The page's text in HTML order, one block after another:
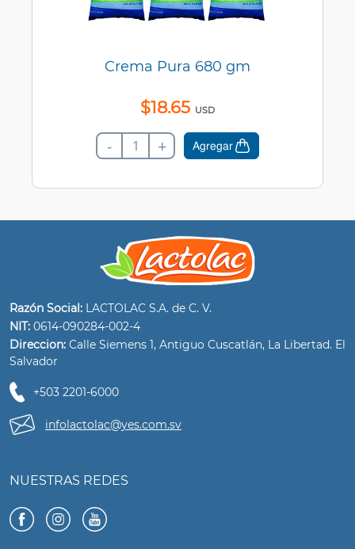
Crema Pura 680 gm
$18.65 USD
- + Agregar
Razón Social: LACTOLAC S.A. de C. V.
NIT: 0614-090284-002-4
Direccion: Calle Siemens 1, Antiguo Cuscatlán, La Libertad. El
Salvador
+503 2201-6000
infolactolac@yes.com.sv
NUESTRAS REDES